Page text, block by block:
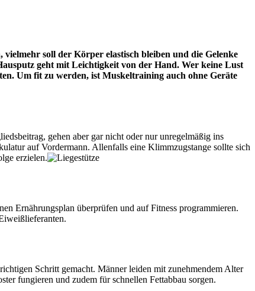
soll der Körper elastisch bleiben und die Gelenke
geht mit Leichtigkeit von der Hand. Wer keine Lust
Um fit zu werden, ist Muskeltraining auch ohne Geräte
gehen aber gar nicht oder nur unregelmäßig ins
auf Vordermann. Allenfalls eine Klimmzugstange sollte sich
erzielen.
Ernährungsplan überprüfen und auf Fitness programmieren.
Schritt gemacht. Männer leiden mit zunehmendem Alter
fungieren und zudem für schnellen Fettabbau sorgen.